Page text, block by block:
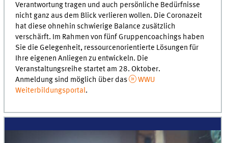
Verantwortung tragen und auch persönliche Bedürfnisse
nicht ganz aus dem Blick verlieren wollen. Die Coronazeit
hat diese ohnehin schwierige Balance zusätzlich
verschärft. Im Rahmen von fünf Gruppencoachings haben
Sie die Gelegenheit, ressourcenorientierte Lösungen für
Ihre eigenen Anliegen zu entwickeln. Die
Veranstaltungsreihe startet am 28. Oktober.
Anmeldung sind möglich über das
WWU
Weiterbildungsportal.